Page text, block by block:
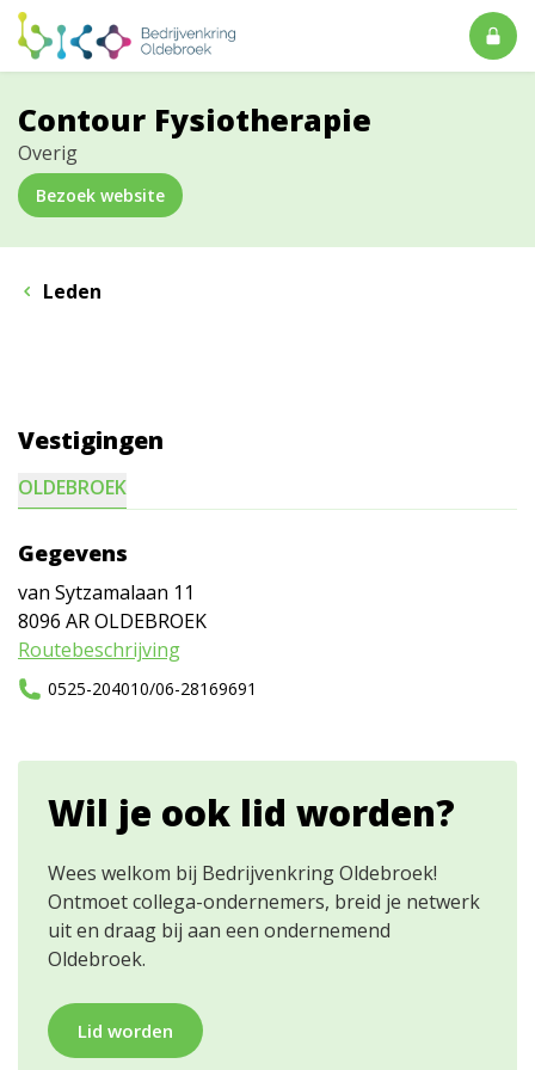
Contour Fysiotherapie
Overig
Bezoek website
Leden
Vestigingen
OLDEBROEK
Gegevens
van Sytzamalaan 11
8096 AROLDEBROEK
Routebeschrijving
0525-204010/06-28169691
Wil je ook lid worden?
Wees welkom bij Bedrijvenkring Oldebroek!
Ontmoet collega-ondernemers, breid je netwerk
uit en draag bij aan een ondernemend
Oldebroek.
Lid worden